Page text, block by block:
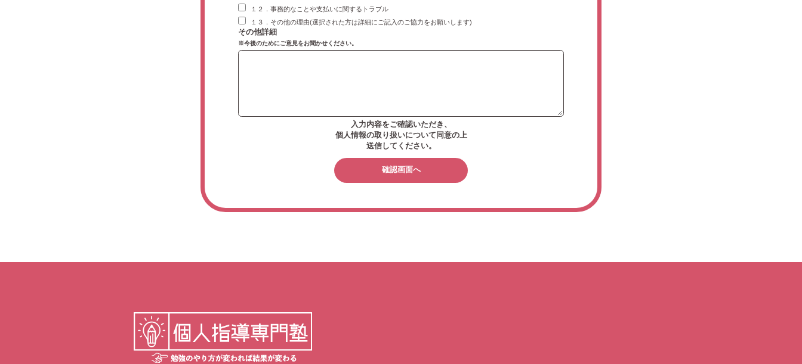
１２．事務的なことや支払いに関するトラブル
１３．その他の理由(選択された方は詳細にご記入のご協力をお願いします)
その他詳細
※今後のためにご意見をお聞かせください。
入力内容をご確認いただき、
個人情報の取り扱いについて同意の上
送信してください。